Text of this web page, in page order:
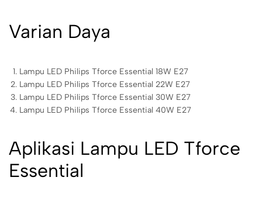
Varian Daya
Lampu LED Philips Tforce Essential 18W E27
Lampu LED Philips Tforce Essential 22W E27
Lampu LED Philips Tforce Essential 30W E27
Lampu LED Philips Tforce Essential 40W E27
Aplikasi Lampu LED Tforce
Essential